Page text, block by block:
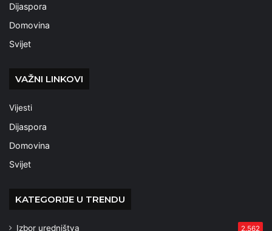
Dijaspora
Domovina
Svijet
VAŽNI LINKOVI
Vijesti
Dijaspora
Domovina
Svijet
KATEGORIJE U TRENDU
Izbor uredništva 2.562